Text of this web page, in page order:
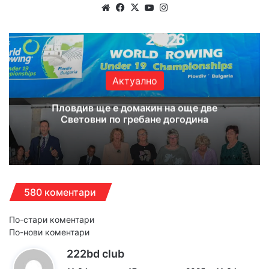
WebsiteFacebook
X YouTube
Актуално
Пловдив ще е домакин на още две
Световни по гребане догодина
580 коментари
Навигация
за
По-стари коментари
По-нови коментари
222bd club